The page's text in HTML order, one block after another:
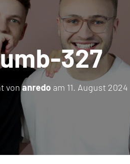
327
vonanredo am 11. August 2024